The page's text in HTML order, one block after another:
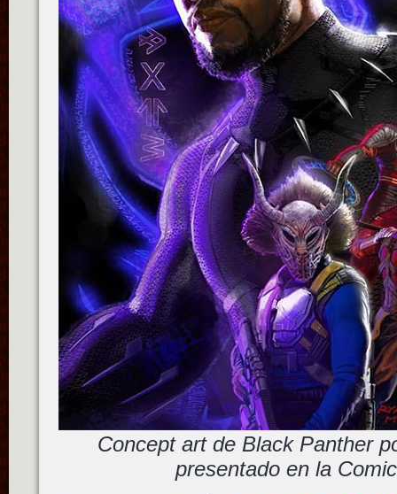
Concept art de Black Panther
presentado en la